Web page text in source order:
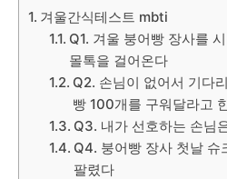
겨울간식테스트 mbti
Q1. 겨울 붕어빵 장사를
몰톡을 걸어온다
Q2. 손님이 없어서 기다
빵 100개를 구워달라고
Q3. 내가 선호하는 손님
Q4. 붕어빵 장사 첫날 슈
팔렸다